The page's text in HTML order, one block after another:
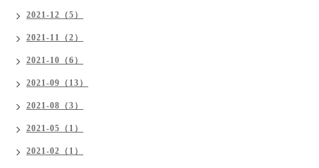
2021-12（5）
2021-11（2）
2021-10（6）
2021-09（13）
2021-08（3）
2021-05（1）
2021-02（1）